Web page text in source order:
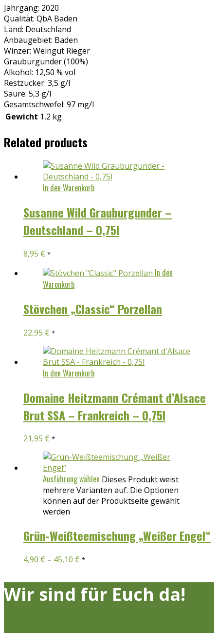
Jahrgang: 2020
Qualität: QbA Baden
Land: Deutschland
Anbaugebiet: Baden
Winzer: Weingut Rieger
Grauburgunder (100%)
Alkohol: 12,50 % vol
Restzucker: 3,5 g/l
Säure: 5,3 g/l
Gesamtschwefel: 97 mg/l
Gewicht 1,2 kg
Related products
In den Warenkorb
Susanne Wild Grauburgunder –
Deutschland – 0,75l
8,95 € *
In den
Warenkorb
Stövchen „Classic“ Porzellan
22,95 € *
In den Warenkorb
Domaine Heitzmann Crémant d’Alsace
Brut SSA – Frankreich – 0,75l
21,95 € *
Ausführung wählen Dieses Produkt weist
mehrere Varianten auf. Die Optionen
können auf der Produktseite gewählt
werden
Grün-Weißteemischung „Weißer Engel“
4,90 € – 45,10 € *
Wir sind für Euch da!